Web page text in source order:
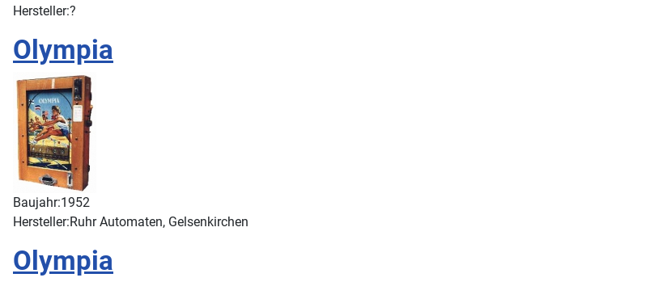
Hersteller:?
Olympia
Baujahr:1952
Hersteller:Ruhr Automaten, Gelsenkirchen
Olympia